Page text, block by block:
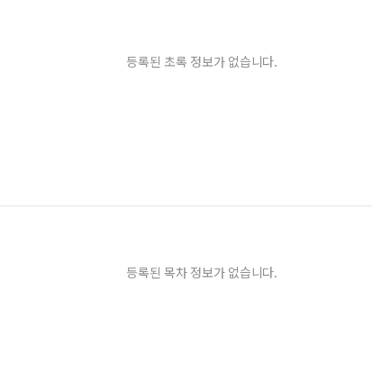
등록된 초록 정보가 없습니다.
등록된 목차 정보가 없습니다.